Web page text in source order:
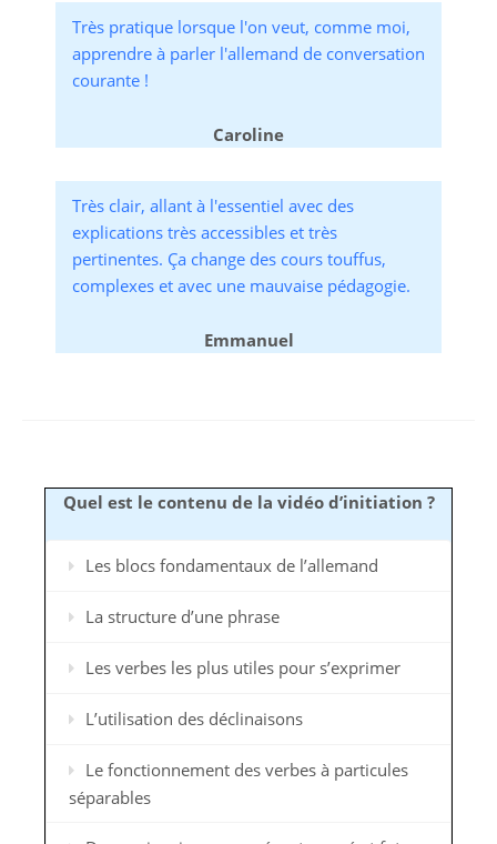
Très pratique lorsque l'on veut, comme moi,
apprendre à parler l'allemand de conversation
courante !
Caroline
Très clair, allant à l'essentiel avec des
explications très accessibles et très
pertinentes. Ça change des cours touffus,
complexes et avec une mauvaise pédagogie.
Emmanuel
Quel est le contenu de la vidéo d’initiation ?
Les blocs fondamentaux de l’allemand
La structure d’une phrase
Les verbes les plus utiles pour s’exprimer
L’utilisation des déclinaisons
Le fonctionnement des verbes à particules
séparables